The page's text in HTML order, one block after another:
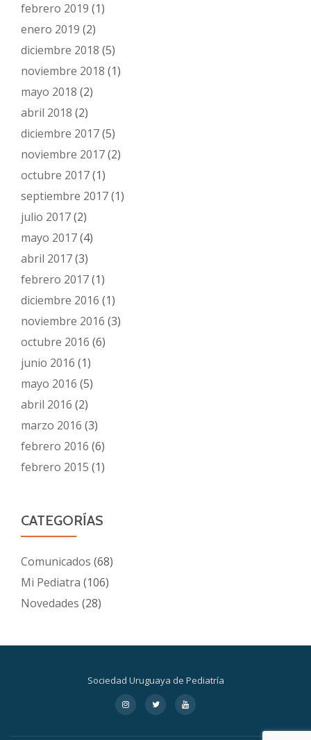
febrero 2019 (1)
enero 2019 (2)
diciembre 2018 (5)
noviembre 2018 (1)
mayo 2018 (2)
abril 2018 (2)
diciembre 2017(5)
noviembre 2017(2)
octubre 2017(1)
septiembre 2017(1)
julio 2017(2)
mayo 2017(4)
abril 2017(3)
febrero 2017(1)
diciembre 2016 (1)
noviembre 2016 (3)
octubre 2016 (6)
junio 2016 (1)
mayo 2016 (5)
abril 2016 (2)
marzo 2016 (3)
febrero 2016 (6)
febrero 2015 (1)
CATEGORÍAS
Comunicados (68)
Mi Pediatra (106)
Novedades (28)
Sociedad Uruguaya de Pediatría
secundario
fa-
instagram
fa-
twitter
fa-
youtube